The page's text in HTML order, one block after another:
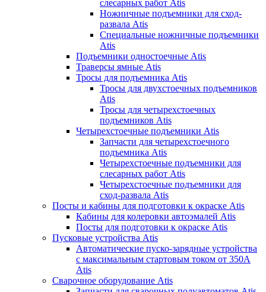
слесарных работ Atis
Ножничные подъемники для сход-
развала Atis
Специальные ножничные подъемники
Atis
Подъемники одностоечные Atis
Траверсы ямные Atis
Тросы для подъемника Atis
Тросы для двухстоечных подъемников
Atis
Тросы для четырехстоечных
подъемников Atis
Четырехстоечные подъемники Atis
Запчасти для четырехстоечного
подъемника Atis
Четырехстоечные подъемники для
слесарных работ Atis
Четырехстоечные подъемники для
сход-развала Atis
Посты и кабины для подготовки к окраске Atis
Кабины для колеровки автоэмалей Atis
Посты для подготовки к окраске Atis
Пусковые устройства Atis
Автоматические пуско-зарядные устройства
с максимальным стартовым током от 350А
Atis
Сварочное оборудование Atis